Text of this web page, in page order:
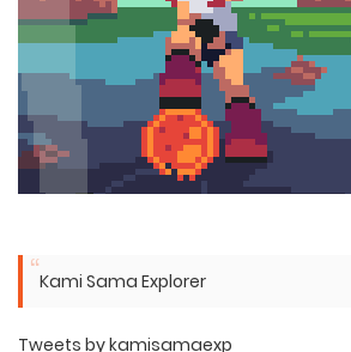
Kami Sama Explorer
Tweets by kamisamaexp